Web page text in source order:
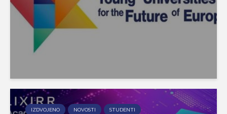
IZDVOJENO NOVOSTI STUDENTI